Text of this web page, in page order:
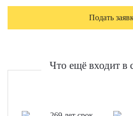
Подать
Что ещё входит в